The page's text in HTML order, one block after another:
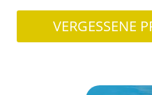
VERGESSENE